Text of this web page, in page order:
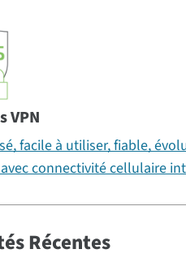
VPN
facile à utiliser, fiable,
connectivité cellulaire
Récentes